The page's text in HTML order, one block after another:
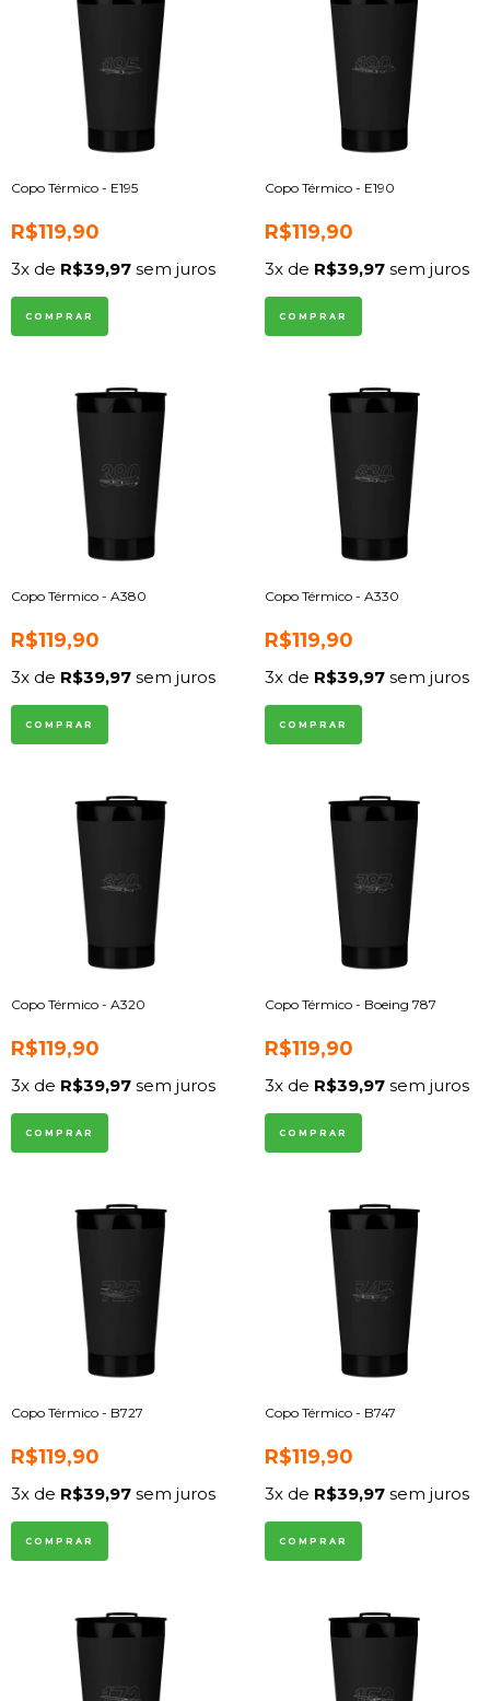
Copo Térmico - E195
R$119,90
3x de R$39,97 sem juros
COMPRAR
Copo Térmico - E190
R$119,90
3x de R$39,97sem juros
COMPRAR
Copo Térmico - A380
R$119,90
3x de R$39,97 sem juros
COMPRAR
Copo Térmico - A330
R$119,90
3x de R$39,97sem juros
COMPRAR
Copo Térmico - A320
R$119,90
3x de R$39,97 sem juros
COMPRAR
Copo Térmico - Boeing 787
R$119,90
3x de R$39,97sem juros
COMPRAR
Copo Térmico - B727
R$119,90
3x de R$39,97 sem juros
COMPRAR
Copo Térmico - B747
R$119,90
3x de R$39,97sem juros
COMPRAR